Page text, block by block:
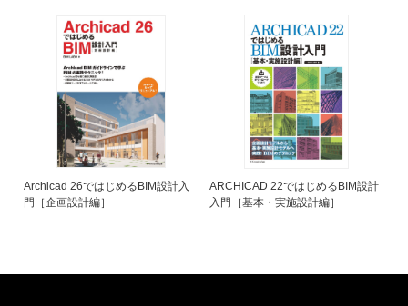
Archicad 26ではじめるBIM設計入
門［企画設計編］
ARCHICAD 22ではじめるBIM設計
入門［基本・実施設計編］